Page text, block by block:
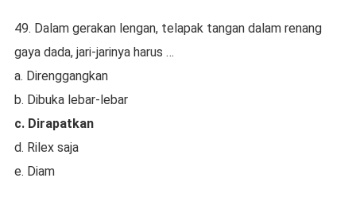
49. Dalam gerakan lengan, telapak tangan dalam renang
gaya dada, jari-jarinya harus …
a. Direnggangkan
b. Dibuka lebar-lebar
c. Dirapatkan
d. Rilex saja
e. Diam